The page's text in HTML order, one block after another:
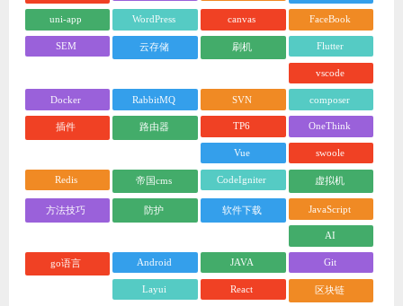
uni-app WordPress canvas FaceBook
SEM 云存储 刷机 Flutter
vscode
Docker RabbitMQ SVN composer
插件 路由器 TP6 OneThink
Vue swoole
Redis 帝国cms CodeIgniter 虚拟机
方法技巧 防护 软件下载 JavaScript
AI
go语言 Android JAVA Git
Layui React 区块链